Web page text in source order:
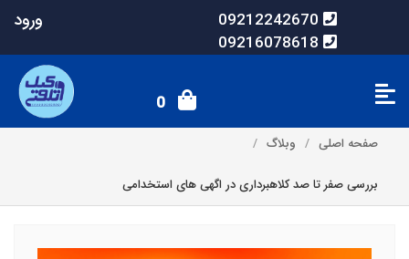
09212242670
09216078618
ورود
0
صفحه اصلی وبلاگ
بررسی صفر تا صد کلاهبرداری در اگهی های استخدامی